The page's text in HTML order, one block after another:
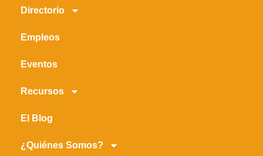
Directorio
Empleos
Eventos
Recursos
El Blog
¿Quiénes Somos?